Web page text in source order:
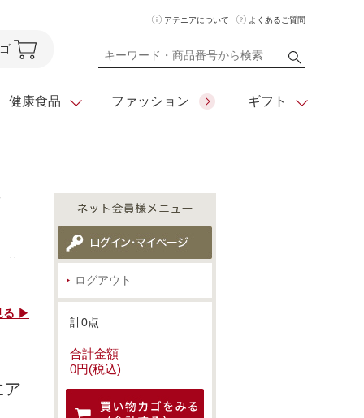
アテニアについて よくあるご質問
クレンジング
化粧水
日やけ止め
全商品一覧
アイメイク
フェイスカラー
お悩みから探す
健康食品
ダイエットシリーズ
ベーシックシリーズ
ファッション ギフト
住所を知らなくても
贈れるeギフト
る ▶
ア
ログアウト
計0点
合計金額
0円(税込)